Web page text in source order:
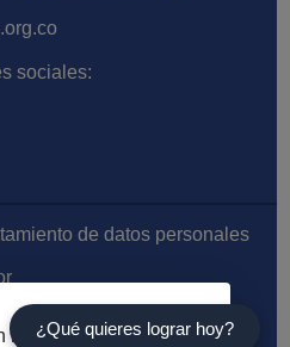
¿Qué quieres lograr hoy?
sociales:
de datos personales
nuestra página web